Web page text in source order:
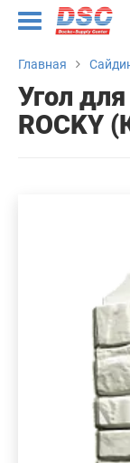
Главная
Угол
ROCKY